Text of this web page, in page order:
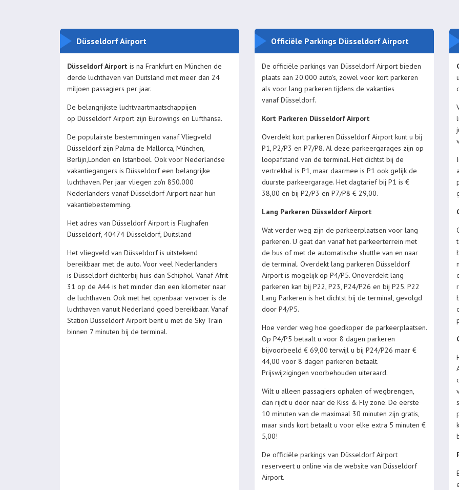
Düsseldorf Airport
Düsseldorf Airport is na Frankfurt en München de
derde luchthaven van Duitsland met meer dan 24
miljoen passagiers per jaar.
De belangrijkste luchtvaartmaatschappijen
op Düsseldorf Airport zijn Eurowings en Lufthansa.
De populairste bestemmingen vanaf Vliegveld
Düsseldorf zijn Palma de Mallorca, München,
Berlijn,Londen en Istanboel. Ook voor Nederlandse
vakantiegangers is Düsseldorf een belangrijke
luchthaven. Per jaar vliegen zo'n 850.000
Nederlanders vanaf Düsseldorf Airport naar hun
vakantiebestemming.
Het adres van Düsseldorf Airport is Flughafen
Düsseldorf, 40474 Düsseldorf, Duitsland
Het vliegveld van Düsseldorf is uitstekend
bereikbaar met de auto. Voor veel Nederlanders
is Düsseldorf dichterbij huis dan Schiphol. Vanaf Afrit
31 op de A44 is het minder dan een kilometer naar
de luchthaven. Ook met het openbaar vervoer is de
luchthaven vanuit Nederland goed bereikbaar. Vanaf
Station Düsseldorf Airport bent u met de Sky Train
binnen 7 minuten bij de terminal.
Officiële Parkings Düsseldorf Airport
De officiële parkings van Düsseldorf Airport bieden
plaats aan 20.000 auto's, zowel voor kort parkeren
als voor lang parkeren tijdens de vakanties
vanaf Düsseldorf.
Kort Parkeren Düsseldorf Airport
Overdekt kort parkeren Düsseldorf Airport kunt u bij
P1, P2/P3 en P7/P8. Al deze parkeergarages zijn op
loopafstand van de terminal. Het dichtst bij de
vertrekhal is P1, maar daarmee is P1 ook gelijk de
duurste parkeergarage. Het dagtarief bij P1 is €
38,00 en bij P2/P3 en P7/P8 € 29,00.
Lang Parkeren Düsseldorf Airport
Wat verder weg zijn de parkeerplaatsen voor lang
parkeren. U gaat dan vanaf het parkeerterrein met
de bus of met de automatische shuttle van en naar
de terminal. Overdekt lang parkeren Düsseldorf
Airport is mogelijk op P4/P5. Onoverdekt lang
parkeren kan bij P22, P23, P24/P26 en bij P25. P22
Lang Parkeren is het dichtst bij de terminal, gevolgd
door P4/P5.
Hoe verder weg hoe goedkoper de parkeerplaatsen.
Op P4/P5 betaalt u voor 8 dagen parkeren
bijvoorbeeld € 69,00 terwijl u bij P24/P26 maar €
44,00 voor 8 dagen parkeren betaalt.
Prijswijzigingen voorbehouden uiteraard.
Wilt u alleen passagiers ophalen of wegbrengen,
dan rijdt u door naar de Kiss & Fly zone. De eerste
10 minuten van de maximaal 30 minuten zijn gratis,
maar sinds kort betaalt u voor elke extra 5 minuten €
5,00!
De officiële parkings van Düsseldorf Airport
reserveert u online via de website van Düsseldorf
Airport.